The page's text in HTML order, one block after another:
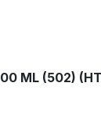
ML (502)